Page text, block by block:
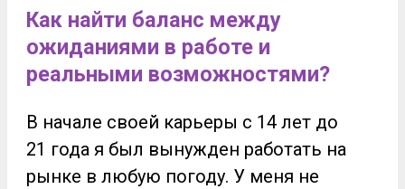
Как найти баланс между
ожиданиями в работе и
реальными возможностями?
В начале своей карьеры с 14 лет до
21 года я был вынужден работать на
рынке в любую погоду. У меня не